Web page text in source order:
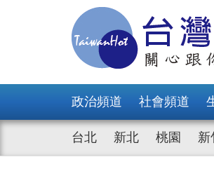
政治頻道 社會頻道
台北 新北 桃園 新